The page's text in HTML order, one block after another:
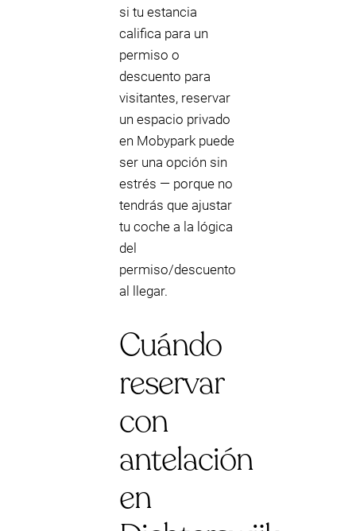
si tu estancia
califica para un
permiso o
descuento para
visitantes, reservar
un espacio privado
en Mobypark puede
ser una opción sin
estrés — porque no
tendrás que ajustar
tu coche a la lógica
del
permiso/descuento
al llegar.
Cuándo
reservar
con
antelación
en